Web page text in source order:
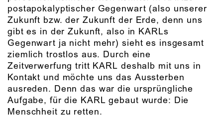
postapokalyptischer Gegenwart (also unserer
Zukunft bzw. der Zukunft der Erde, denn uns
gibt es in der Zukunft, also in KARLs
Gegenwart ja nicht mehr) sieht es insgesamt
ziemlich trostlos aus. Durch eine
Zeitverwerfung tritt KARL deshalb mit uns in
Kontakt und möchte uns das Aussterben
ausreden. Denn das war die ursprüngliche
Aufgabe, für die KARL gebaut wurde: Die
Menschheit zu retten.